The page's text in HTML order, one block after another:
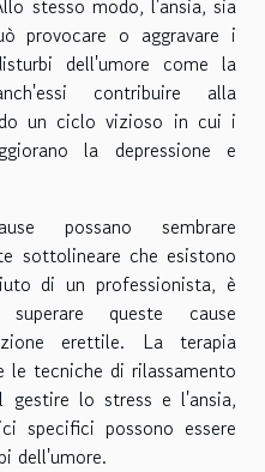
stesso modo, l'ansia, sia
provocare o aggravare i
dell'umore come la
contribuire alla
un ciclo vizioso in cui i
la depressione e
possano sembrare
sottolineare che esistono
di un professionista, è
queste cause
erettile. La terapia
le tecniche di rilassamento
gestire lo stress e l'ansia,
specifici possono essere
dell'umore.